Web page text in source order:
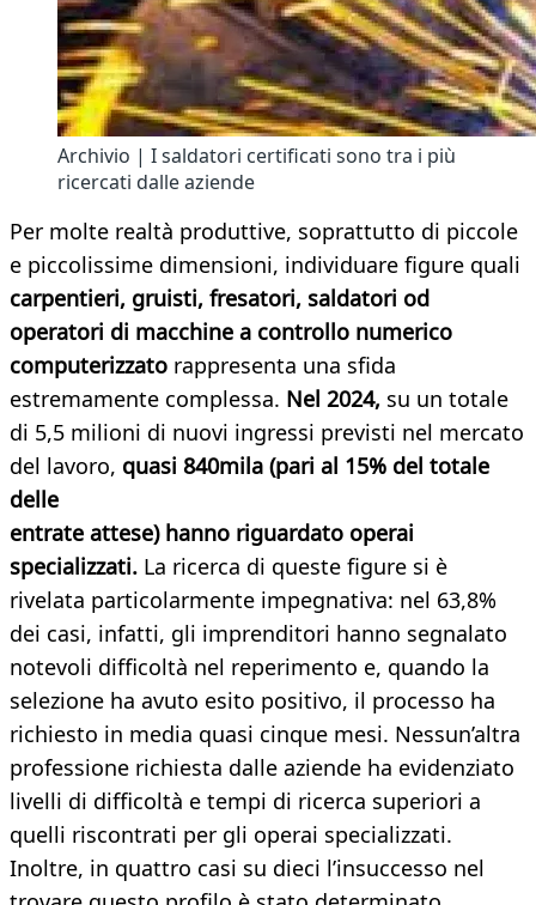
Archivio | I saldatori certificati sono tra i più
ricercati dalle aziende
Per molte realtà produttive, soprattutto di piccole
e piccolissime dimensioni, individuare figure quali
carpentieri, gruisti, fresatori, saldatori od
operatori di macchine a controllo numerico
computerizzato rappresenta una sfida
estremamente complessa. Nel 2024, su un totale
di 5,5 milioni di nuovi ingressi previsti nel mercato
del lavoro, quasi 840mila (pari al 15% del totale
delle
entrate attese) hanno riguardato operai
specializzati. La ricerca di queste figure si è
rivelata particolarmente impegnativa: nel 63,8%
dei casi, infatti, gli imprenditori hanno segnalato
notevoli difficoltà nel reperimento e, quando la
selezione ha avuto esito positivo, il processo ha
richiesto in media quasi cinque mesi. Nessun’altra
professione richiesta dalle aziende ha evidenziato
livelli di difficoltà e tempi di ricerca superiori a
quelli riscontrati per gli operai specializzati.
Inoltre, in quattro casi su dieci l’insuccesso nel